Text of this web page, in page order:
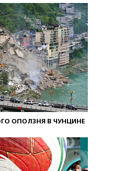
ОПОЛЗНЯ В ЧУНЦИНЕ